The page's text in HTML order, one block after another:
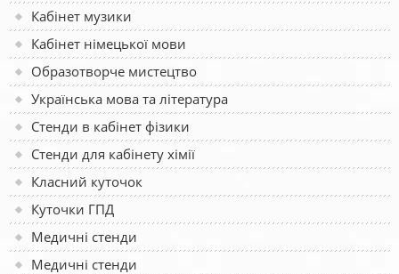
Кабінет музики
Кабінет німецької мови
Образотворче мистецтво
Українська мова та література
Стенди в кабінет фізики
Стенди для кабінету хімії
Класний куточок
Куточки ГПД
Медичні стенди
Медичні стенди